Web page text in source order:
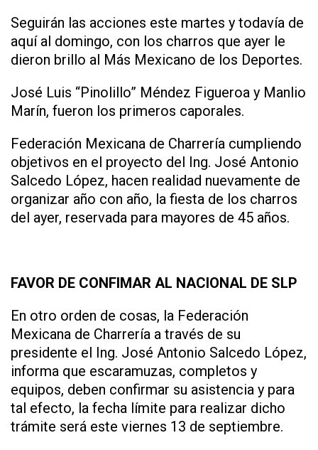
Seguirán las acciones este martes y todavía de
aquí al domingo, con los charros que ayer le
dieron brillo al Más Mexicano de los Deportes.
José Luis “Pinolillo” Méndez Figueroa y Manlio
Marín, fueron los primeros caporales.
Federación Mexicana de Charrería cumpliendo
objetivos en el proyecto del Ing. José Antonio
Salcedo López, hacen realidad nuevamente de
organizar año con año, la fiesta de los charros
del ayer, reservada para mayores de 45 años.
FAVOR DE CONFIMAR AL NACIONAL DE SLP
En otro orden de cosas, la Federación
Mexicana de Charrería a través de su
presidente el Ing. José Antonio Salcedo López,
informa que escaramuzas, completos y
equipos, deben confirmar su asistencia y para
tal efecto, la fecha límite para realizar dicho
trámite será este viernes 13 de septiembre.